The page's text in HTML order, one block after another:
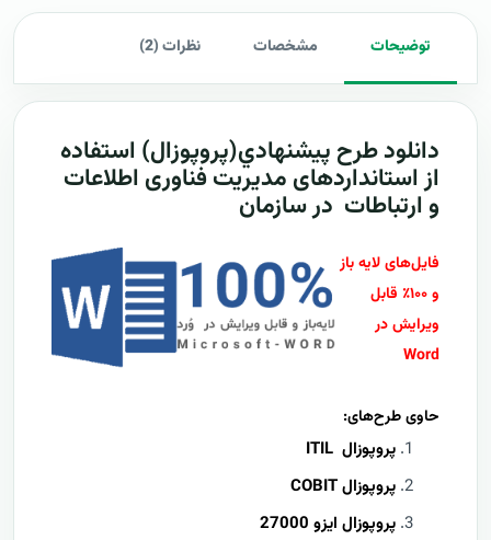
توضیحات مشخصات نظرات (2)
دانلود طرح پيشنهادي(پروپوزال) استفاده
از استانداردهای مدیریت فناوری اطلاعات
و ارتباطات در سازمان
فایل‌های لایه باز
و ۱۰۰٪ قابل
ویرایش در
Word
حاوی طرح‌های:
پروپوزال ITIL
پروپوزال COBIT
پروپوزال ایزو 27000